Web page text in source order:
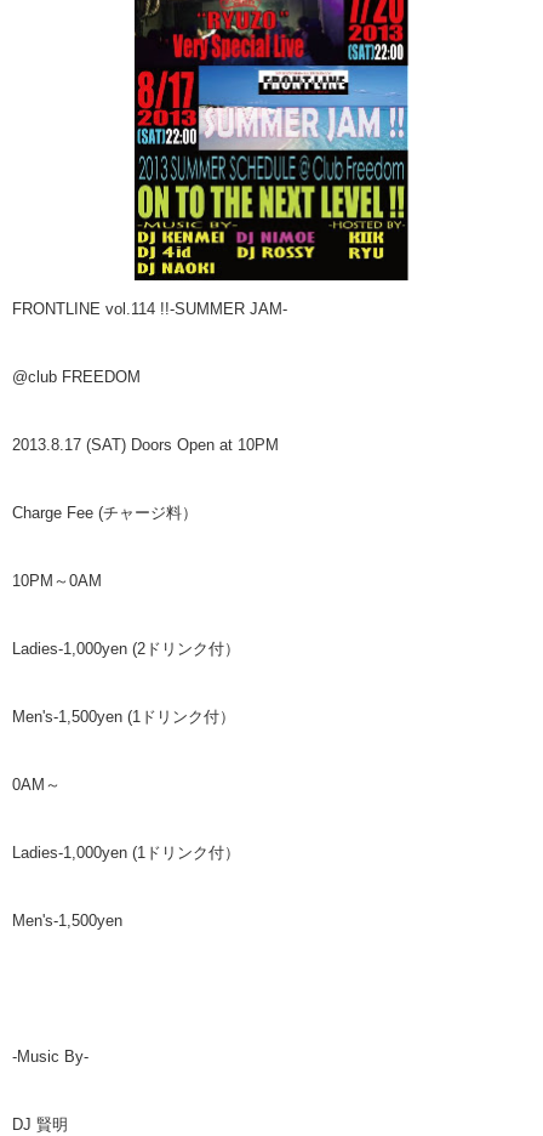
FRONTLINE vol.114 !!-SUMMER JAM-
@club FREEDOM
2013.8.17 (SAT) Doors Open at 10PM
Charge Fee (チャージ料）
10PM～0AM
Ladies-1,000yen (2ドリンク付）
Men's-1,500yen (1ドリンク付）
0AM～
Ladies-1,000yen (1ドリンク付）
Men's-1,500yen
-Music By-
DJ 賢明